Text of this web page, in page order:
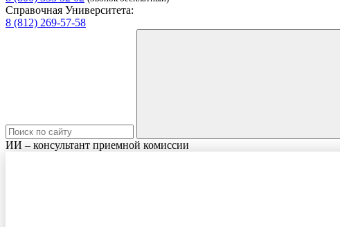
Справочная Университета:
8 (812) 269-57-58
ИИ – консультант приемной комиссии